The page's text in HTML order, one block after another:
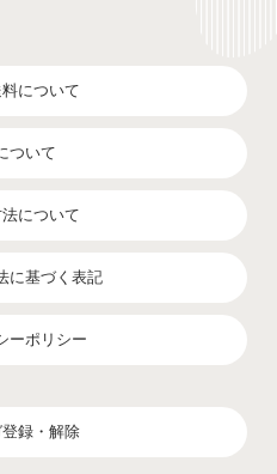
について
ついて
について
に基づく表記
ーポリシー
録・解除